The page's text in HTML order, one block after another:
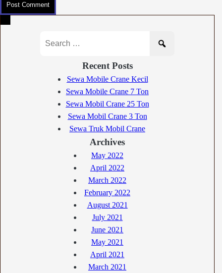
Recent Posts
Sewa Mobile Crane Kecil
Sewa Mobile Crane 7 Ton
Sewa Mobil Crane 25 Ton
Sewa Mobil Crane 3 Ton
Sewa Truk Mobil Crane
Archives
May 2022
April 2022
March 2022
February 2022
August 2021
July 2021
June 2021
May 2021
April 2021
March 2021